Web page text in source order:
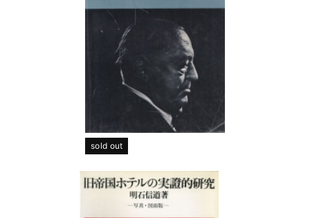
sold out